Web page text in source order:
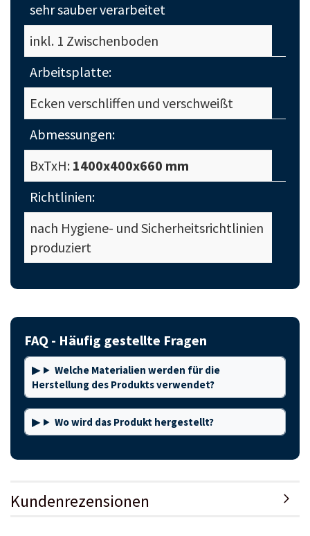
sehr sauber verarbeitet
inkl. 1 Zwischenboden
Arbeitsplatte:
Ecken verschliffen und verschweißt
Abmessungen:
BxTxH: 1400x400x660 mm
Richtlinien:
nach Hygiene- und Sicherheitsrichtlinien
produziert
FAQ - Häufig gestellte Fragen
Welche Materialien werden für die
Herstellung des Produkts verwendet?
Wo wird das Produkt hergestellt?
Kundenrezensionen